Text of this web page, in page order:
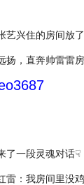
兴住的房间放了
，直奔帅雷雷房
了一段灵魂对话☟
雷：我房间里没鸡